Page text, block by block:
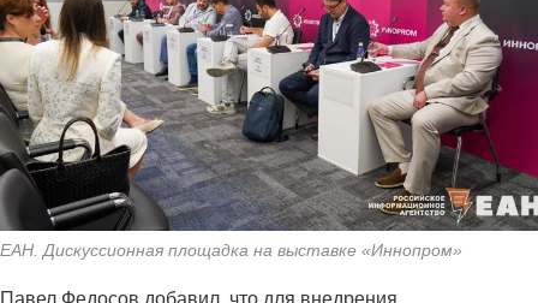
ЕАН. Дискуссионная площадка на выставке «Иннопром»
Павел Федосов добавил, что для внедрения